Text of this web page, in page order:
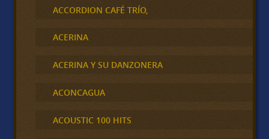
ACCORDION CAFÉ TRÍO,
ACERINA
ACERINA Y SU DANZONERA
ACONCAGUA
ACOUSTIC 100 HITS